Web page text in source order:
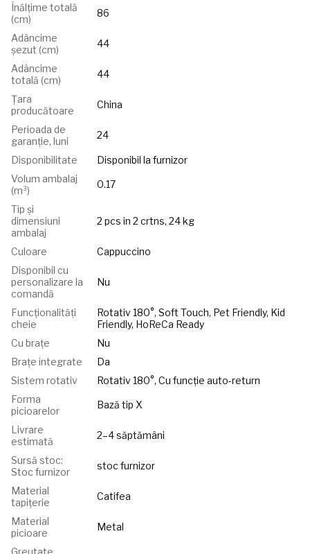
Înălțime totală
(cm)
86
Adâncime
șezut (cm)
44
Adâncime
totală (cm)
44
Țara
producătoare
China
Perioada de
garanție, luni
24
Disponibilitate
Disponibil la furnizor
Volum ambalaj
(m³)
0.17
Tip și
dimensiuni
ambalaj
2 pcs in 2 crtns, 24 kg
Culoare
Сappuccino
Disponibil cu
personalizare la
comandă
Nu
Funcționalități
cheie
Rotativ 180°, Soft Touch, Pet Friendly, Kid
Friendly, HoReCa Ready
Cu brațe
Nu
Brațe integrate
Da
Sistem rotativ
Rotativ 180°, Cu funcție auto-return
Forma
picioarelor
Bază tip X
Livrare
estimată
2–4 săptămâni
Sursă stoc:
Stoc furnizor
stoc furnizor
Material
tapițerie
Catifea
Material
picioare
Metal
Greutate